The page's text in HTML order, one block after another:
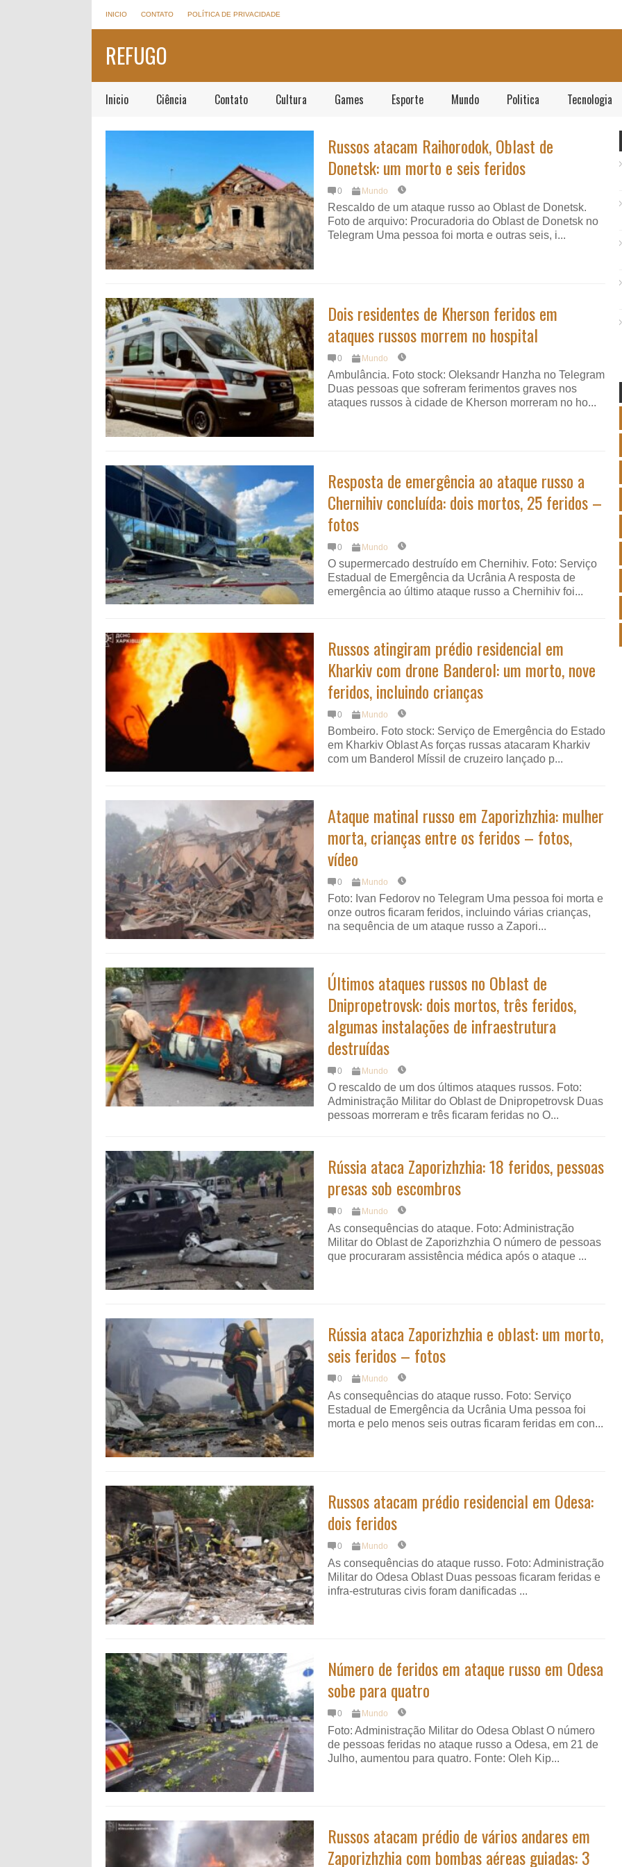
INICIO CONTATO POLÍTICA DE PRIVACIDADE
REFUGO
Inicio Ciência Contato Cultura Games Esporte Mundo Politica Tecnologia
Russos atacam Raihorodok, Oblast de
Donetsk: um morto e seis feridos
0 Mundo
Rescaldo de um ataque russo ao Oblast de Donetsk.
Foto de arquivo: Procuradoria do Oblast de Donetsk no
Telegram Uma pessoa foi morta e outras seis, i...
Dois residentes de Kherson feridos em
ataques russos morrem no hospital
0 Mundo
Ambulância. Foto stock: Oleksandr Hanzha no Telegram
Duas pessoas que sofreram ferimentos graves nos
ataques russos à cidade de Kherson morreram no ho...
Resposta de emergência ao ataque russo a
Chernihiv concluída: dois mortos, 25 feridos –
fotos
0 Mundo
O supermercado destruído em Chernihiv. Foto: Serviço
Estadual de Emergência da Ucrânia A resposta de
emergência ao último ataque russo a Chernihiv foi...
Russos atingiram prédio residencial em
Kharkiv com drone Banderol: um morto, nove
feridos, incluindo crianças
0 Mundo
Bombeiro. Foto stock: Serviço de Emergência do Estado
em Kharkiv Oblast As forças russas atacaram Kharkiv
com um Banderol Míssil de cruzeiro lançado p...
Ataque matinal russo em Zaporizhzhia: mulher
morta, crianças entre os feridos – fotos,
vídeo
0 Mundo
Foto: Ivan Fedorov no Telegram Uma pessoa foi morta e
onze outros ficaram feridos, incluindo várias crianças,
na sequência de um ataque russo a Zapori...
Últimos ataques russos no Oblast de
Dnipropetrovsk: dois mortos, três feridos,
algumas instalações de infraestrutura
destruídas
0 Mundo
O rescaldo de um dos últimos ataques russos. Foto:
Administração Militar do Oblast de Dnipropetrovsk Duas
pessoas morreram e três ficaram feridas no O...
Rússia ataca Zaporizhzhia: 18 feridos, pessoas
presas sob escombros
0 Mundo
As consequências do ataque. Foto: Administração
Militar do Oblast de Zaporizhzhia O número de pessoas
que procuraram assistência médica após o ataque ...
Rússia ataca Zaporizhzhia e oblast: um morto,
seis feridos – fotos
0 Mundo
As consequências do ataque russo. Foto: Serviço
Estadual de Emergência da Ucrânia Uma pessoa foi
morta e pelo menos seis outras ficaram feridas em con...
Russos atacam prédio residencial em Odesa:
dois feridos
0 Mundo
As consequências do ataque russo. Foto: Administração
Militar do Odesa Oblast Duas pessoas ficaram feridas e
infra-estruturas civis foram danificadas ...
Número de feridos em ataque russo em Odesa
sobe para quatro
0 Mundo
Foto: Administração Militar do Odesa Oblast O número
de pessoas feridas no ataque russo a Odesa, em 21 de
Julho, aumentou para quatro. Fonte: Oleh Kip...
Russos atacam prédio de vários andares em
Zaporizhzhia com bombas aéreas guiadas: 3